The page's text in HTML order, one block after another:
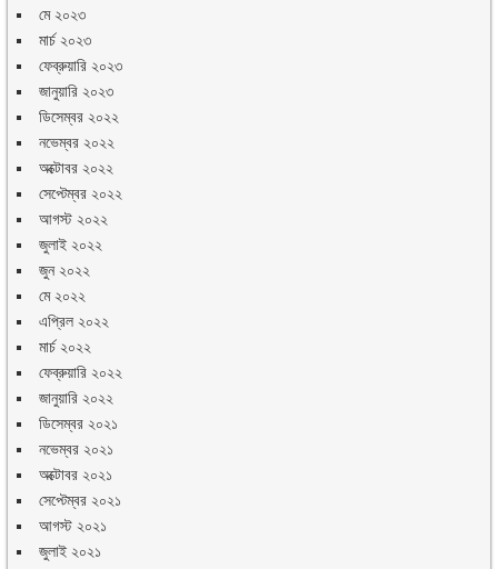
মে ২০২৩
মার্চ ২০২৩
ফেব্রুয়ারি ২০২৩
জানুয়ারি ২০২৩
ডিসেম্বর ২০২২
নভেম্বর ২০২২
অক্টোবর ২০২২
সেপ্টেম্বর ২০২২
আগস্ট ২০২২
জুলাই ২০২২
জুন ২০২২
মে ২০২২
এপ্রিল ২০২২
মার্চ ২০২২
ফেব্রুয়ারি ২০২২
জানুয়ারি ২০২২
ডিসেম্বর ২০২১
নভেম্বর ২০২১
অক্টোবর ২০২১
সেপ্টেম্বর ২০২১
আগস্ট ২০২১
জুলাই ২০২১